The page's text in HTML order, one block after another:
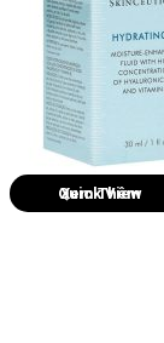
Quick View